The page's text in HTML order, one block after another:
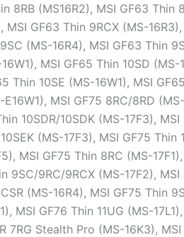
8RB (MS16R2), MSI GF63 Thin
GF63 Thin 9RCX (MS-
(MS-16R4), MSI GF63 Thin
MSI GF65 Thin 10SD (MS-
Thin 10SE (MS-16W1), MSI
MSI GF75 8RC/8RD
10SDR/10SDK (MS-17F3), MSI
(MS-17F3), MSI GF75 Thin
MSI GF75 Thin 8RC (MS-
9SC/9RC/9RCX (MS-17F2), MSI
(MS-16R4), MSI GF75 Thin
MSI GF76 Thin 11UG (MS-
7RG Stealth Pro (MS-16K3),